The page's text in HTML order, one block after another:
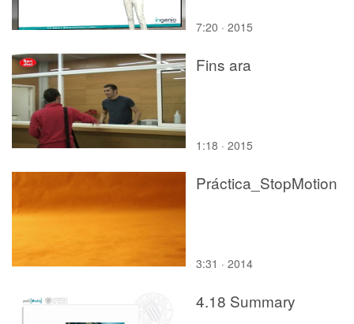
7:20 · 2015
Fins ara
1:18 · 2015
Práctica_StopMotion
3:31 · 2014
4.18 Summary